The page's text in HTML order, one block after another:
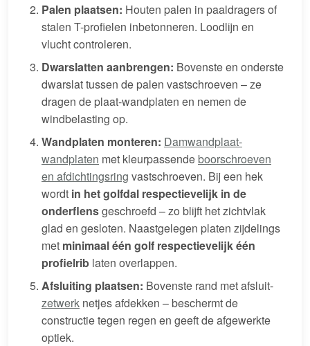
Palen plaatsen: Houten palen in paaldragers of
stalen T-profielen inbetonneren. Loodlijn en
vlucht controleren.
Dwarslatten aanbrengen: Bovenste en onderste
dwarslat tussen de palen vastschroeven – ze
dragen de plaat-wandplaten en nemen de
windbelasting op.
Wandplaten monteren: Damwandplaat-
wandplaten met kleurpassende boorschroeven
en afdichtingsring vastschroeven. Bij een hek
wordt in het golfdal respectievelijk in de
onderflensgeschroefd – zo blijft het zichtvlak
glad en gesloten. Naastgelegen platen zijdelings
met minimaal één golf respectievelijk één
profielrib laten overlappen.
Afsluiting plaatsen: Bovenste rand met afsluit-
zetwerk netjes afdekken – beschermt de
constructie tegen regen en geeft de afgewerkte
optiek.